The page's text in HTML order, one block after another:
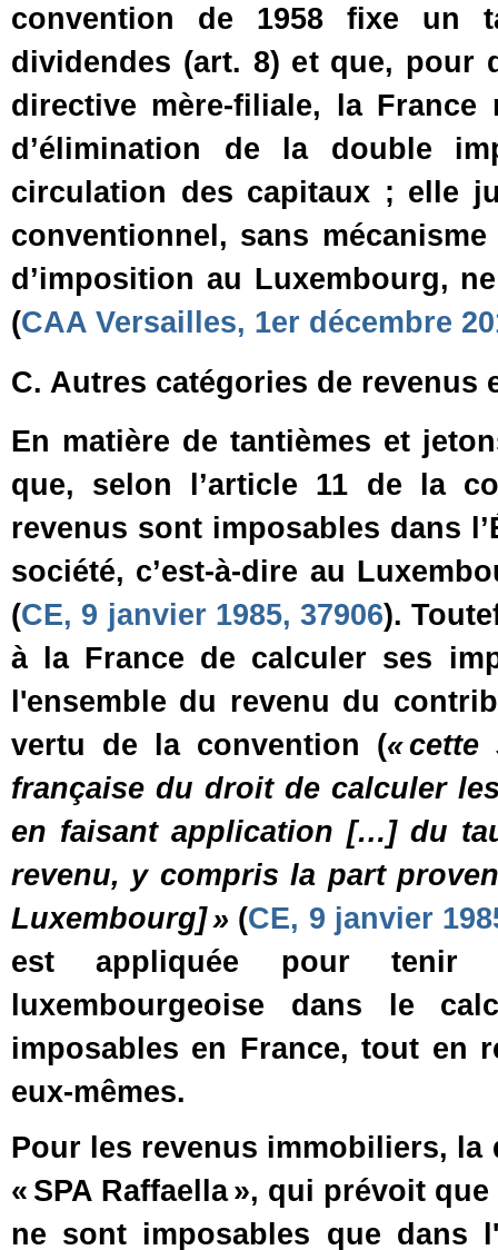
convention de 1958 fixe un
dividendes (art. 8) et que, pour
directive mère‑filiale, la
d’élimination de la double
circulation des capitaux ; elle
conventionnel, sans
d’imposition au Luxembourg,
(CAA Versailles, 1er décembre
C. Autres catégories de revenus
En matière de tantièmes et
que, selon l’article 11 de la
revenus sont imposables dans
société, c’est‑à‑dire au
(CE, 9 janvier 1985, 37906).
à la France de calculer ses
l'ensemble du revenu du
vertu de la convention («
française du droit de calculer
en faisant application […] du
revenu, y compris la part
Luxembourg] » (CE, 9 janvier
est appliquée pour tenir
luxembourgeoise dans le
imposables en France, tout en
eux‑mêmes.
Pour les revenus immobiliers, la
« SPA Raffaella », qui prévoit
ne sont imposables que dans